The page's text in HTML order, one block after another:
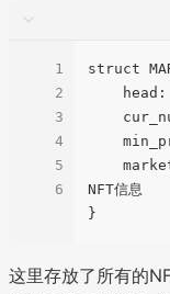
1
2
3
4
5
6
struct
NFT信息
这里存放了所有的